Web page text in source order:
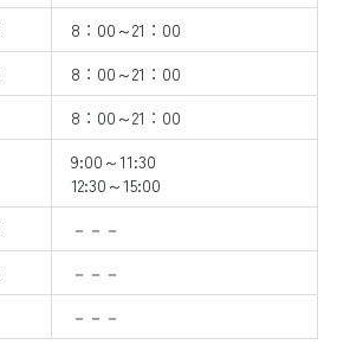
8：00～21：00
8：00～21：00
8：00～21：00
9:00～11:30
12:30～15:00
－－－
－－－
－－－